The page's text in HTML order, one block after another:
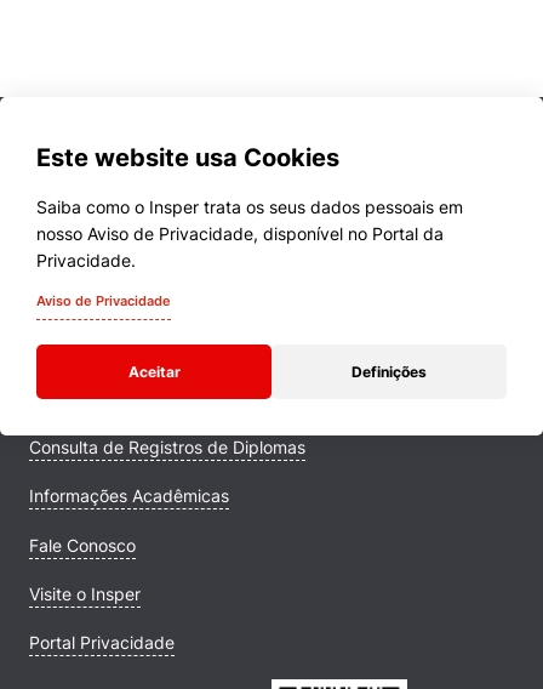
Este website usa Cookies
Saiba como o Insper trata os seus dados pessoais em
nosso Aviso de Privacidade, disponível no Portal da
Privacidade.
Aviso de Privacidade
Aceitar Definições
Cursos
Quem Somos
Comunidade Transforme
Campus
Consulta de Registros de Diplomas
Informações Acadêmicas
Fale Conosco
Visite o Insper
Portal Privacidade